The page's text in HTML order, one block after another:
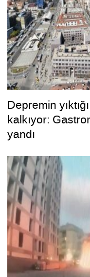
Depremin
kalkıyor:
yandı